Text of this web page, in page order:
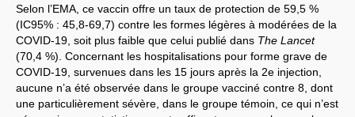
Selon l’EMA, ce vaccin offre un taux de protection de 59,5 %
(IC95% : 45,8-69,7) contre les formes légères à modérées de la
COVID-19, soit plus faible que celui publié dans The Lancet
(70,4 %). Concernant les hospitalisations pour forme grave de
COVID-19, survenues dans les 15 jours après la 2e injection,
aucune n’a été observée dans le groupe vacciné contre 8, dont
une particulièrement sévère, dans le groupe témoin, ce qui n’est